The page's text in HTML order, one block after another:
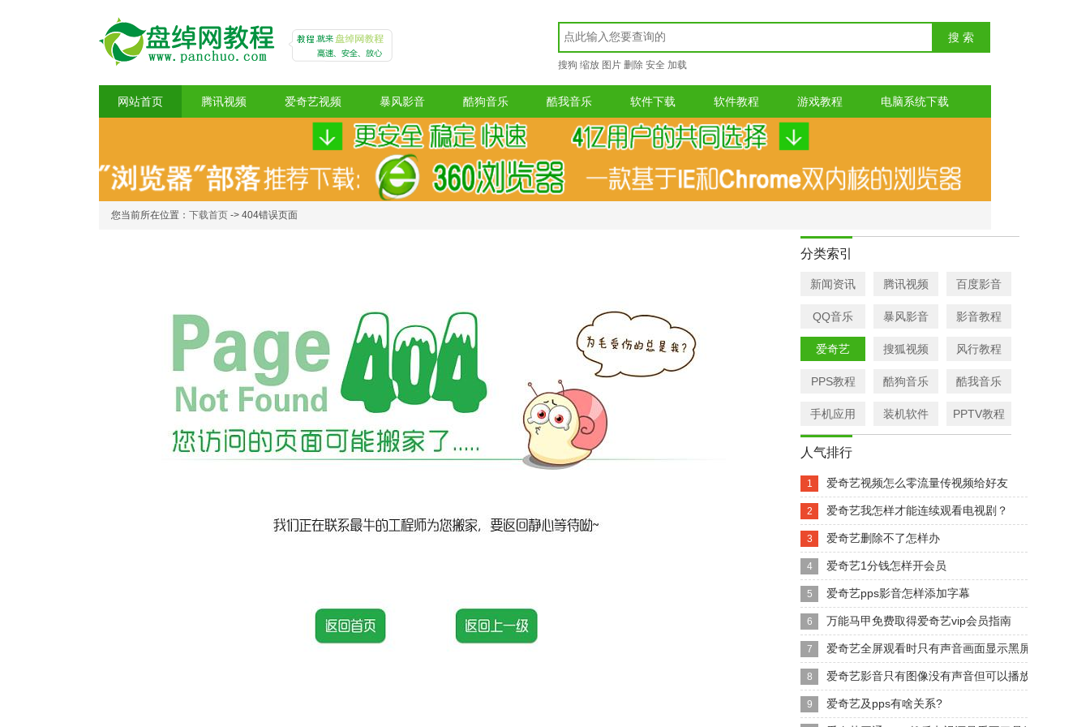
搜狗 缩放 图片 删除 安全 加载
网站首页 腾讯视频 爱奇艺视频 暴风影音 酷狗音乐 酷我音乐 软件下载 软件教程 游戏教程 电脑系统下载
您当前所在位置： 下载首页 -> 404错误页面
分类索引
新闻资讯 腾讯视频 百度影音
QQ音乐 暴风影音 影音教程
爱奇艺 搜狐视频 风行教程
PPS教程 酷狗音乐 酷我音乐
手机应用 装机软件 PPTV教程
人气排行
1 爱奇艺视频怎么零流量传视频给好友
2 爱奇艺我怎样才能连续观看电视剧？
3 爱奇艺删除不了怎样办
4 爱奇艺1分钱怎样开会员
5 爱奇艺pps影音怎样添加字幕
6 万能马甲免费取得爱奇艺vip会员指南
7 爱奇艺全屏观看时只有声音画面显示黑屏或卡住
8 爱奇艺影音只有图像没有声音但可以播放电脑上MP3
9 爱奇艺及pps有啥关系?